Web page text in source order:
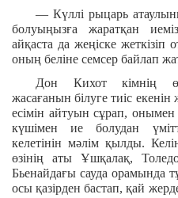
— Күллі рыцарь
болуыңызға жаратқан
айқаста да жеңіске
оның беліне семсер байлап
Дон Кихот кімнің
жасағанын білуге тиіс екенін
есімін айтуын сұрап,
күшімен ие болудан
келетінін мәлім қылды.
өзінің аты Ұшқалақ,
Бьенайдағы сауда орамында
осы қазірден бастап, қай